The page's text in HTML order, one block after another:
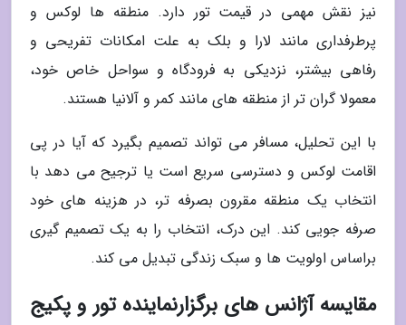
نیز نقش مهمی در قیمت تور دارد. منطقه ها لوکس و
پرطرفداری مانند لارا و بلک به علت امکانات تفریحی و
رفاهی بیشتر، نزدیکی به فرودگاه و سواحل خاص خود،
معمولا گران تر از منطقه های مانند کمر و آلانیا هستند.
با این تحلیل، مسافر می تواند تصمیم بگیرد که آیا در پی
اقامت لوکس و دسترسی سریع است یا ترجیح می دهد با
انتخاب یک منطقه مقرون بصرفه تر، در هزینه های خود
صرفه جویی کند. این درک، انتخاب را به یک تصمیم گیری
براساس اولویت ها و سبک زندگی تبدیل می کند.
مقایسه آژانس های برگزارنماینده تور و پکیج